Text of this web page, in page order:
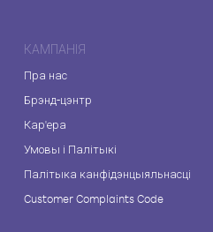
КАМПАНІЯ
Пра нас
Брэнд-цэнтр
Кар'ера
Умовы і Палітыкі
Палітыка канфідэнцыяльнасці
Customer Complaints Code